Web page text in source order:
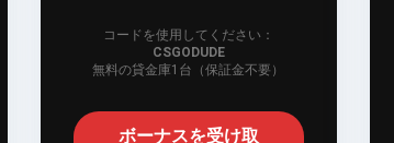
コードを使用してください：
CSGODUDE
無料の貸金庫1台（保証金不要）
ボーナスを受け取